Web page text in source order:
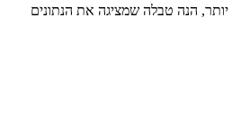
הנה טבלה שמציגה את הנתונים